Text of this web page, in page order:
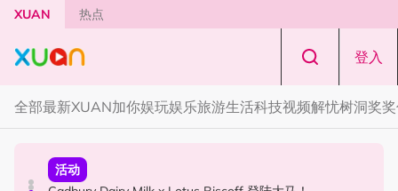
Skip to main content
XUAN 热点
登入
全部最新XUAN加你娱玩娱乐旅游生活科技视频解忧树洞奖
国际星闻
活动
本地星闻